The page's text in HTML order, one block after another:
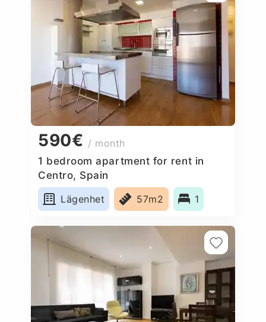
590€ / month
1 bedroom apartment for rent in
Centro, Spain
Lägenhet
57m2 1